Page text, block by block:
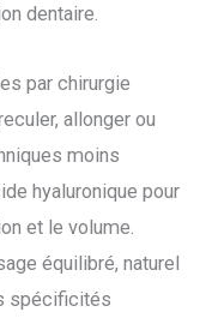
dentaire.
par chirurgie
allonger ou
moins
hyaluronique pour
et le volume.
équilibré, naturel
spécificités